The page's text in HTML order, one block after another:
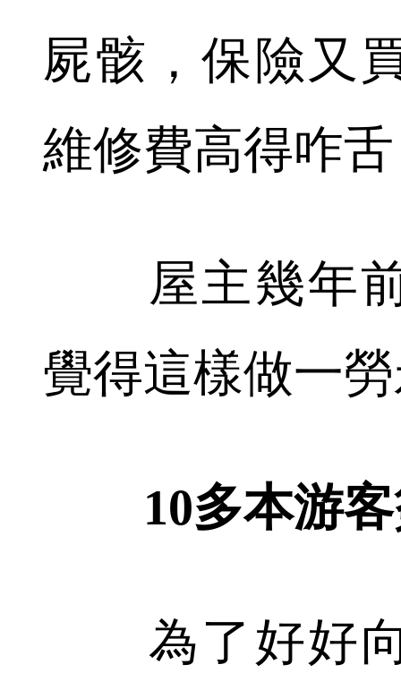
屍骸，保險又
維修費高得咋
屋主幾年前
覺得這樣做一
10多本游
為了好好向